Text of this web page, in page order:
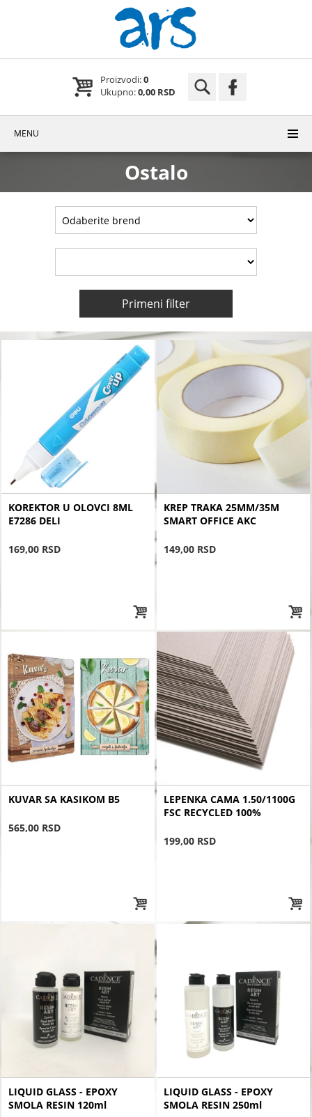
Proizvodi:0
Ukupno:0,00 RSD
MENU
Ostalo
KOREKTOR U OLOVCI 8ML
E7286 DELI
169,00 RSD
KREP TRAKA 25MM/35M
SMART OFFICE AKC
149,00 RSD
KUVAR SA KASIKOM B5
565,00 RSD
LEPENKA CAMA 1.50/1100G
FSC RECYCLED 100%
199,00 RSD
LIQUID GLASS - EPOXY
SMOLA RESIN 120ml
LIQUID GLASS - EPOXY
SMOLA RESIN 250ml